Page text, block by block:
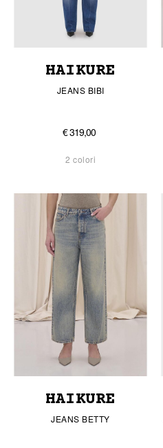
HAIKURE
JEANS BIBI
€ 319,00
2 colori
HAIKURE
JEANS BETTY